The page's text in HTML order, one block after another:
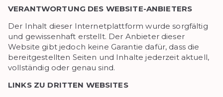
VERANTWORTUNG DES WEBSITE-ANBIETERS
Der Inhalt dieser Internetplattform wurde sorgfältig
und gewissenhaft erstellt. Der Anbieter dieser
Website gibt jedoch keine Garantie dafür, dass die
bereitgestellten Seiten und Inhalte jederzeit aktuell,
vollständig oder genau sind.
LINKS ZU DRITTEN WEBSITES